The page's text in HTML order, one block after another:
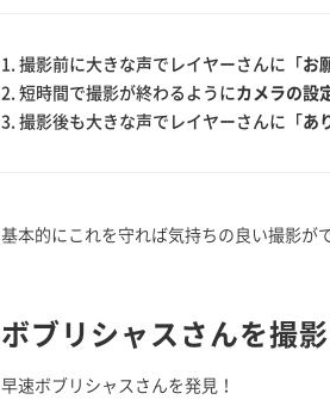
1. 撮影前に大きな声でレイヤーさんに「 お
2. 短時間で撮影が終わるようにカメラの設
3. 撮影後も大きな声でレイヤーさんに「 あ
基本的にこれを守れば気持ちの良い撮影が
ボブリシャスさんを撮
早速ボブリシャスさんを発見！